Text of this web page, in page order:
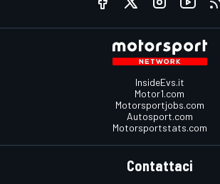
InsideEvs.it
Motor1.com
Motorsportjobs.com
Autosport.com
Motorsportstats.com
Contattaci